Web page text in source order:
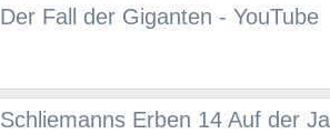
Der Fall der Giganten - YouTube
Schliemanns Erben 14 Auf der